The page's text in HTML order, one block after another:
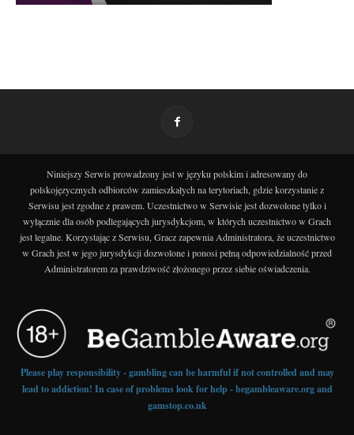
Niniejszy Serwis prowadzony jest w języku polskim i adresowany do
polskojęzycznych odbiorców zamieszkałych na terytoriach, gdzie korzystanie z
Serwisu jest zgodne z prawem. Uczestnictwo w Serwisie jest dozwolone tylko i
wyłącznie dla osób podlegających jurysdykcjom, w których uczestnictwo w Grach
jest legalne. Korzystając z Serwisu, Gracz zapewnia Administratora, że uczestnictwo
w Grach jest w jego jurysdykcji dozwolone i ponosi pełną odpowiedzialność przed
Administratorem za prawdziwość złożonego przez siebie oświadczenia.
Please play responsibility - gambling can be harmful if not controlled and may
lead to addiction! In case of problems look for help - begambleaware.org and
gamstop.co.uk